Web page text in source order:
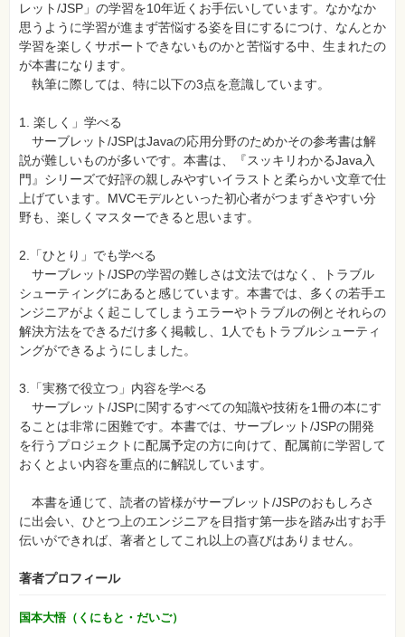
レット/JSP」の学習を10年近くお手伝いしています。なかなか
思うように学習が進まず苦悩する姿を目にするにつけ、なんとか
学習を楽しくサポートできないものかと苦悩する中、生まれたの
が本書になります。
執筆に際しては、特に以下の3点を意識しています。
1. 楽しく」学べる
サーブレット/JSPはJavaの応用分野のためかその参考書は解
説が難しいものが多いです。本書は、『スッキリわかるJava入
門』シリーズで好評の親しみやすいイラストと柔らかい文章で仕
上げています。MVCモデルといった初心者がつまずきやすい分
野も、楽しくマスターできると思います。
2.「ひとり」でも学べる
サーブレット/JSPの学習の難しさは文法ではなく、トラブル
シューティングにあると感じています。本書では、多くの若手エ
ンジニアがよく起こしてしまうエラーやトラブルの例とそれらの
解決方法をできるだけ多く掲載し、1人でもトラブルシューティ
ングができるようにしました。
3.「実務で役立つ」内容を学べる
サーブレット/JSPに関するすべての知識や技術を1冊の本にす
ることは非常に困難です。本書では、サーブレット/JSPの開発
を行うプロジェクトに配属予定の方に向けて、配属前に学習して
おくとよい内容を重点的に解説しています。
本書を通じて、読者の皆様がサーブレット/JSPのおもしろさ
に出会い、ひとつ上のエンジニアを目指す第一歩を踏み出すお手
伝いができれば、著者としてこれ以上の喜びはありません。
著者プロフィール
国本大悟（くにもと・だいご）